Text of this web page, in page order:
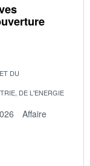
DU
DE L'ENERGIE
Affaire